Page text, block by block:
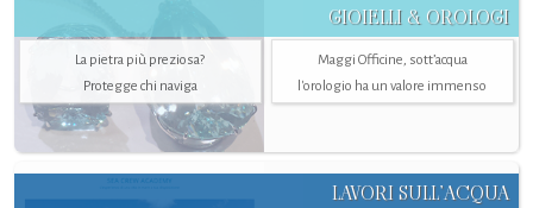
GIOIELLI & OROLOGI
La pietra più preziosa?
Protegge chi naviga
Maggi Officine, sott’acqua
l'orologio ha un valore immenso
LAVORI SULL’ACQUA